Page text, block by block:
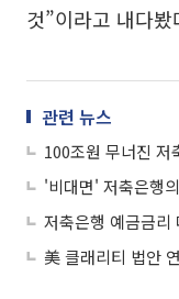
것”이라고 내다봤
관련 뉴스
'비대면' 저축은행